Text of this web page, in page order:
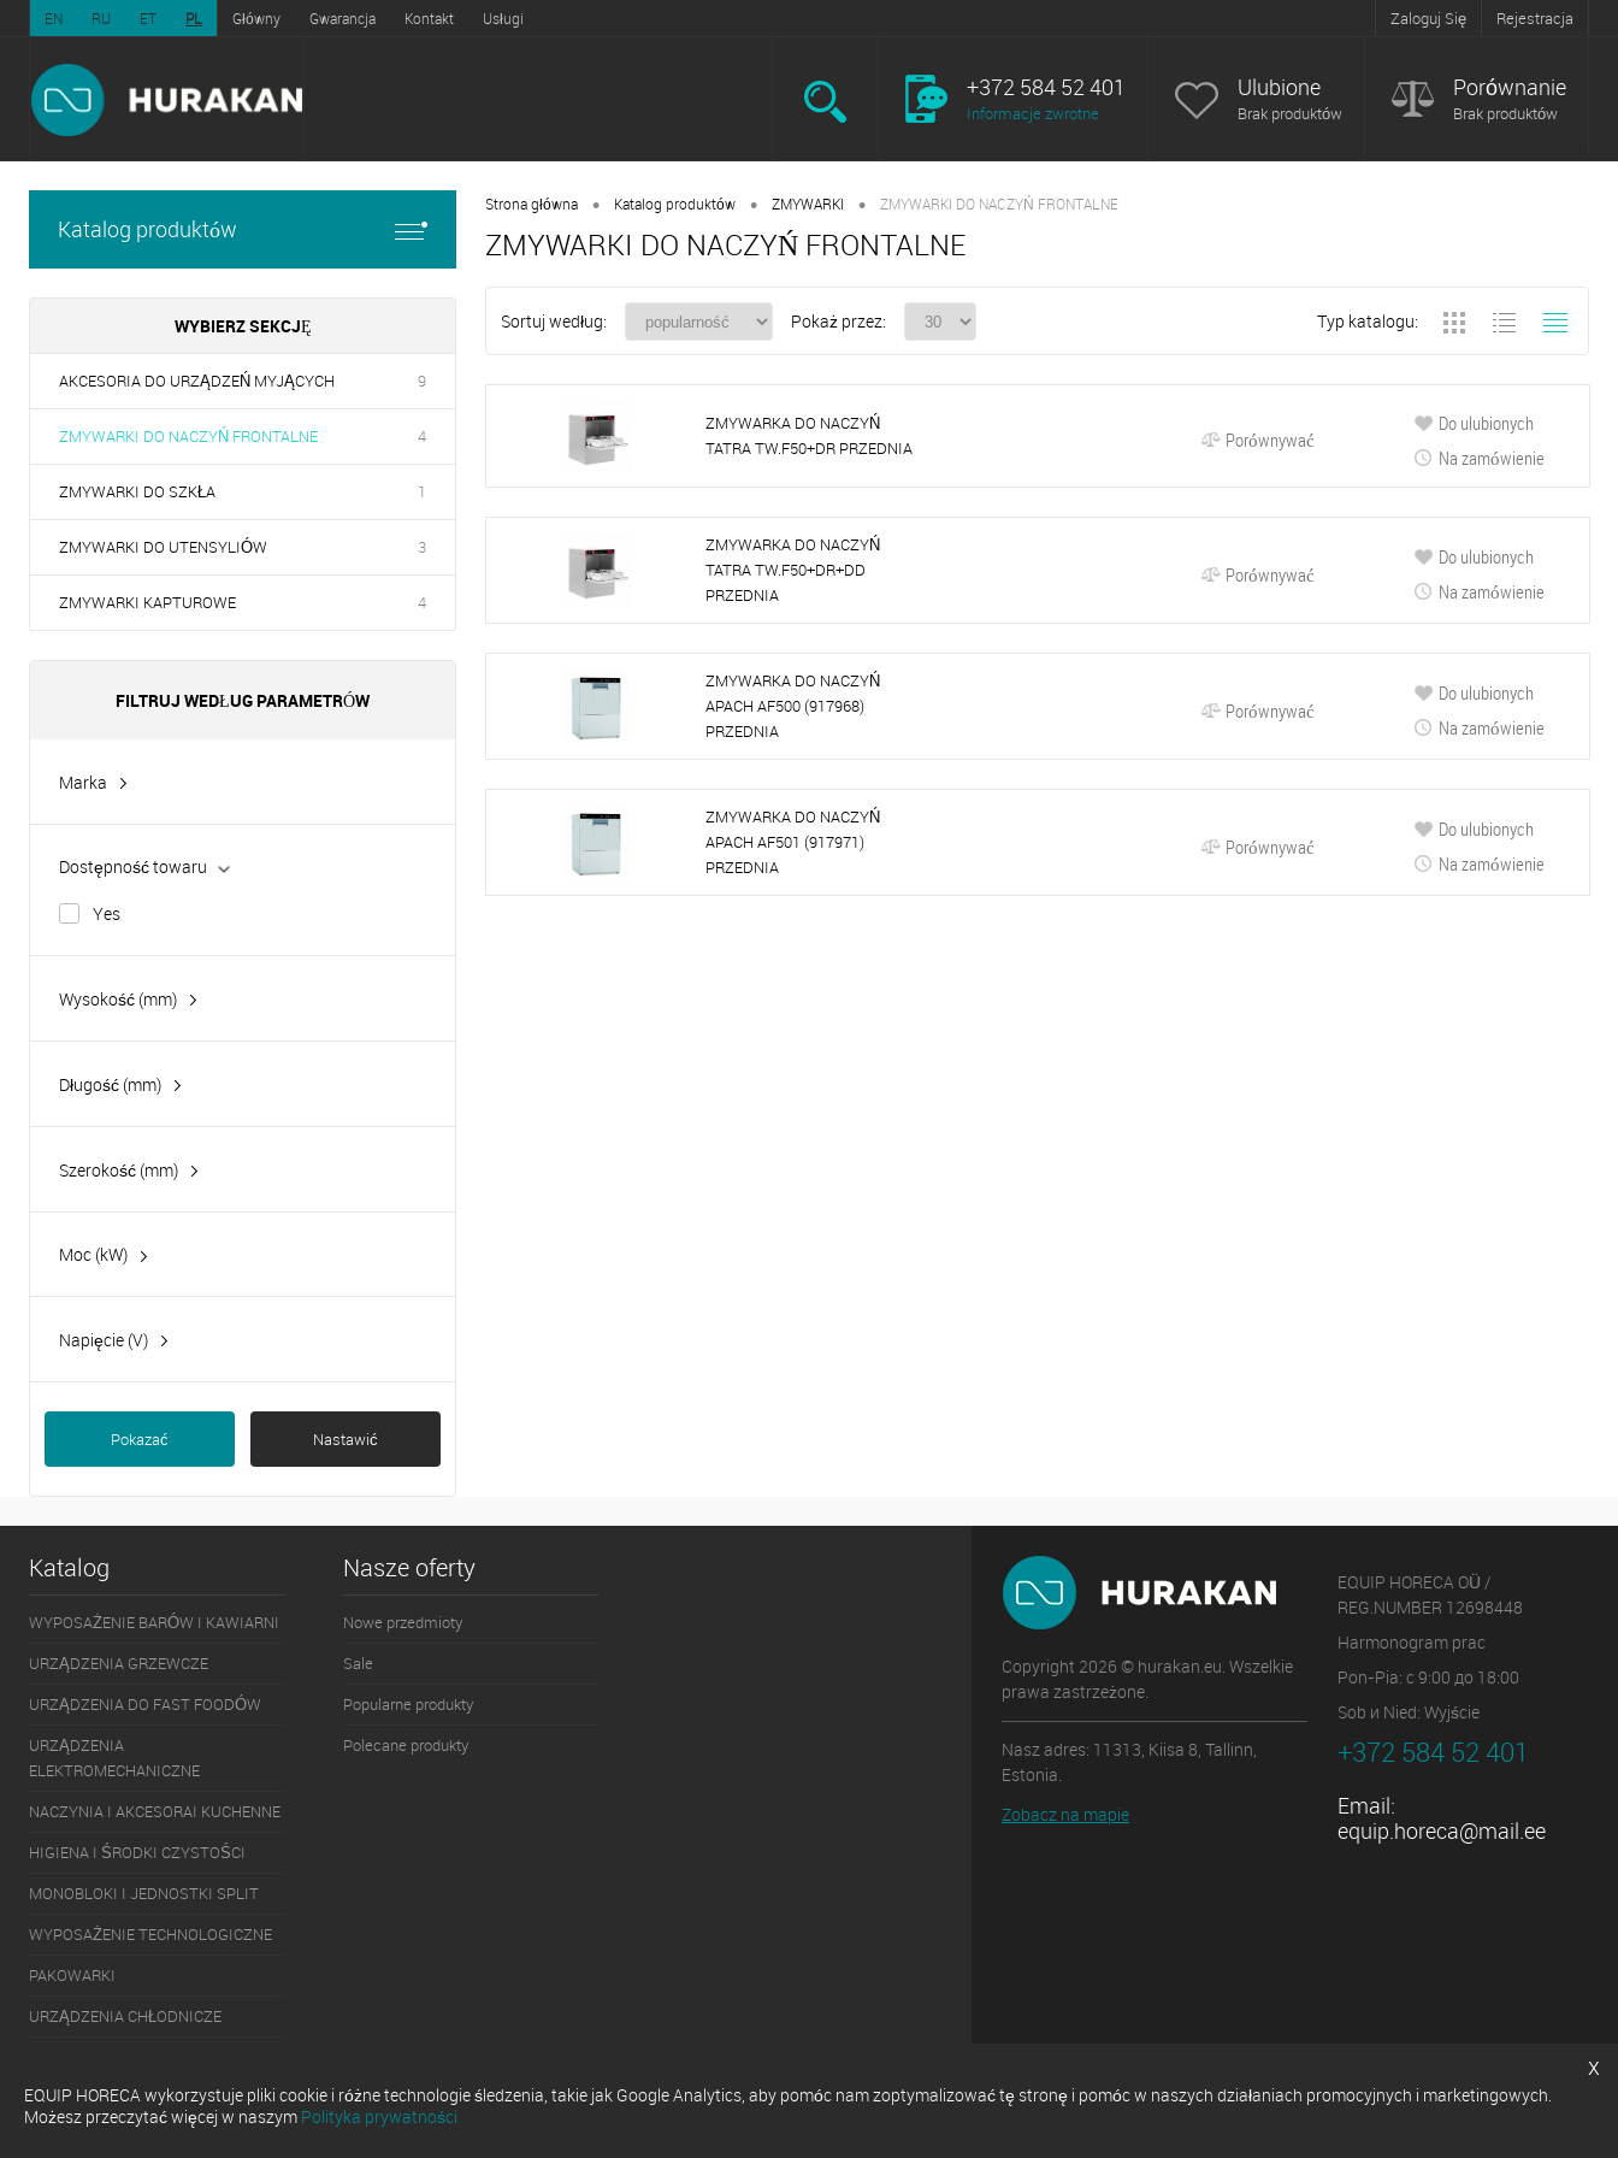
EN RU ET PL Główny Gwarancja Kontakt Usługi Zaloguj Się Rejestracja
+372 584 52 401
Informacje zwrotne
Ulubione
Brak produktów
Porównanie
Brak produktów
Katalog produktów
WYBIERZ SEKCJĘ
AKCESORIA DO URZĄDZEŃ MYJĄCYCH 9
ZMYWARKI DO NACZYŃ FRONTALNE 4
ZMYWARKI DO SZKŁA 1
ZMYWARKI DO UTENSYLIÓW 3
ZMYWARKI KAPTUROWE 4
FILTRUJ WEDŁUG PARAMETRÓW
Marka
Dostępność towaru
Yes
Wysokość (mm)
Długość (mm)
Szerokość (mm)
Moc (kW)
Napięcie (V)
Pokazać Nastawić
Strona główna • Katalog produktów • ZMYWARKI • ZMYWARKI DO NACZYŃ FRONTALNE
ZMYWARKI DO NACZYŃ FRONTALNE
Sortuj według: Pokaż przez: Typ katalogu:
ZMYWARKA DO NACZYŃ
TATRA TW.F50+DR PRZEDNIA
Porównywać
Do ulubionych
Na zamówienie
ZMYWARKA DO NACZYŃ
TATRA TW.F50+DR+DD
PRZEDNIA
Porównywać
Do ulubionych
Na zamówienie
ZMYWARKA DO NACZYŃ
APACH AF500 (917968)
PRZEDNIA
Porównywać
Do ulubionych
Na zamówienie
ZMYWARKA DO NACZYŃ
APACH AF501 (917971)
PRZEDNIA
Porównywać
Do ulubionych
Na zamówienie
Katalog
WYPOSAŻENIE BARÓW I KAWIARNI
URZĄDZENIA GRZEWCZE
URZĄDZENIA DO FAST FOODÓW
URZĄDZENIA
ELEKTROMECHANICZNE
NACZYNIA I AKCESORAI KUCHENNE
HIGIENA I ŚRODKI CZYSTOŚCI
MONOBLOKI I JEDNOSTKI SPLIT
WYPOSAŻENIE TECHNOLOGICZNE
PAKOWARKI
URZĄDZENIA CHŁODNICZE
ZMYWARKI
Nasze oferty
Nowe przedmioty
Sale
Popularne produkty
Polecane produkty
Copyright 2026 © hurakan.eu. Wszelkie
prawa zastrzeżone.
Nasz adres: 11313, Kiisa 8, Tallinn,
Estonia.
Zobacz na mapie
EQUIP HORECA OÜ /
REG.NUMBER 12698448
Harmonogram prac
Pon-Pia: с 9:00 до 18:00
Sob и Nied: Wyjście
+372 584 52 401
Email:
equip.horeca@mail.ee
x
EQUIP HORECA wykorzystuje pliki cookie i różne technologie śledzenia, takie jak Google Analytics, aby pomóc nam zoptymalizować tę stronę i pomóc w naszych działaniach promocyjnych i marketingowych.
Możesz przeczytać więcej w naszym Polityka prywatności